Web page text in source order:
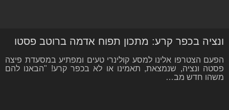
ונציה בכפר קרע: מתכון תפוח אדמה ברוטב פסטו
הפעם הצטרפו אלינו למסע קולינרי טעים ומפתיע במסעדת פיצה
פסטה ונציה, שנמצאת, תאמינו או לא בכפר קרע! "הבאנו להם
משהו חדש מב…